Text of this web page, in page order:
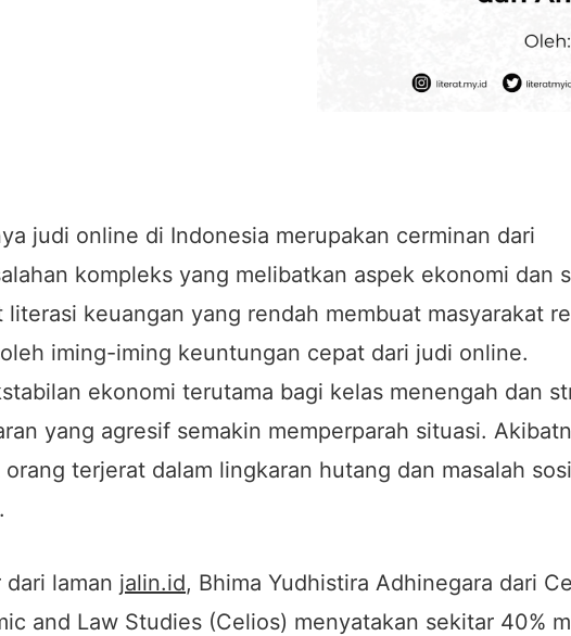
judi online di Indonesia merupakan cerminan dari
kompleks yang melibatkan aspek ekonomi dan
literasi keuangan yang rendah membuat masyarakat
iming-iming keuntungan cepat dari judi online.
ekonomi terutama bagi kelas menengah dan
yang agresif semakin memperparah situasi.
orang terjerat dalam lingkaran hutang dan masalah
dari laman jalin.id, Bhima Yudhistira Adhinegara dari
and Law Studies (Celios) menyatakan sekitar 40%